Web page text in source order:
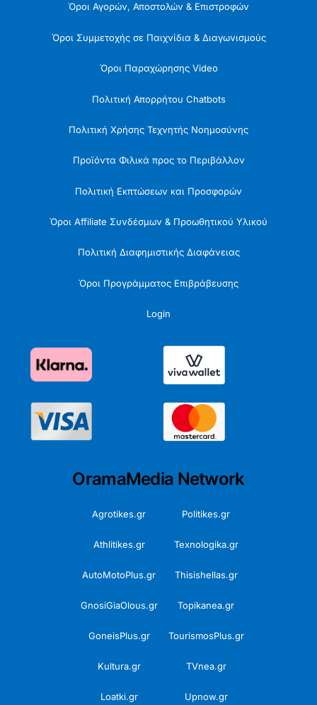
Όροι Αγορών, Αποστολών & Επιστροφών
Όροι Συμμετοχής σε Παιχνίδια & Διαγωνισμούς
Όροι Παραχώρησης Video
Πολιτική Απορρήτου Chatbots
Πολιτική Χρήσης Τεχνητής Νοημοσύνης
Προϊόντα Φιλικά προς το Περιβάλλον
Πολιτική Εκπτώσεων και Προσφορών
Όροι Affiliate Συνδέσμων & Προωθητικού Υλικού
Πολιτική Διαφημιστικής Διαφάνειας
Όροι Προγράμματος Επιβράβευσης
Login
OramaMedia Network
Agrotikes.gr Politikes.gr
Athlitikes.gr Texnologika.gr
AutoMotoPlus.gr Thisishellas.gr
GnosiGiaOlous.gr Topikanea.gr
GoneisPlus.gr TourismosPlus.gr
Kultura.gr TVnea.gr
Loatki.gr Upnow.gr